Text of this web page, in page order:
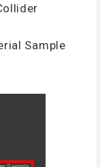
Sample